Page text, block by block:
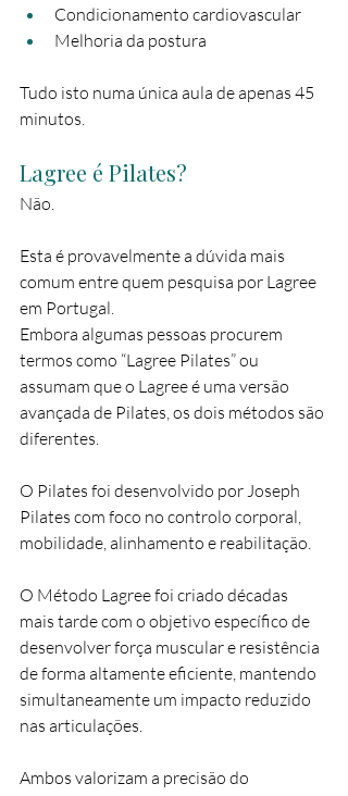
Condicionamento cardiovascular
Melhoria da postura
Tudo isto numa única aula de apenas 45
minutos.
Lagree é Pilates?
Não.
Esta é provavelmente a dúvida mais
comum entre quem pesquisa por Lagree
em Portugal.
Embora algumas pessoas procurem
termos como “Lagree Pilates” ou
assumam que o Lagree é uma versão
avançada de Pilates, os dois métodos são
diferentes.
O Pilates foi desenvolvido por Joseph
Pilates com foco no controlo corporal,
mobilidade, alinhamento e reabilitação.
O Método Lagree foi criado décadas
mais tarde com o objetivo específico de
desenvolver força muscular e resistência
de forma altamente eficiente, mantendo
simultaneamente um impacto reduzido
nas articulações.
Ambos valorizam a precisão do